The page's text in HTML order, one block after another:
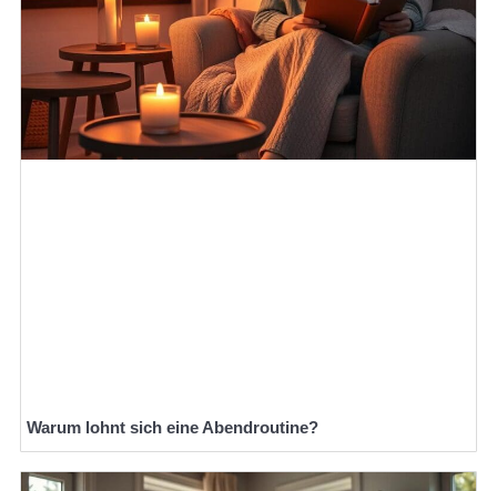
Warum lohnt sich eine Abendroutine?